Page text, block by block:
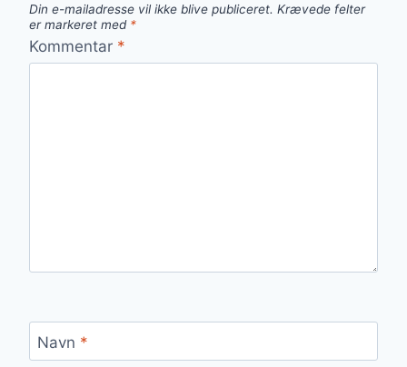
Din e-mailadresse vil ikke blive publiceret. Krævede felter
er markeret med *
Kommentar *
Navn *